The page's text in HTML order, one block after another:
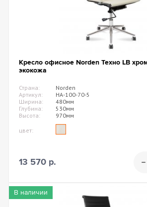
Кресло офисное Norden Техно LB
экокожа
Страна:
Norden
Артикул:
HA-100-70-5
Ширина:
480мм
Глубина:
530мм
Высота:
970мм
цвет:
13 570 р.
В наличии